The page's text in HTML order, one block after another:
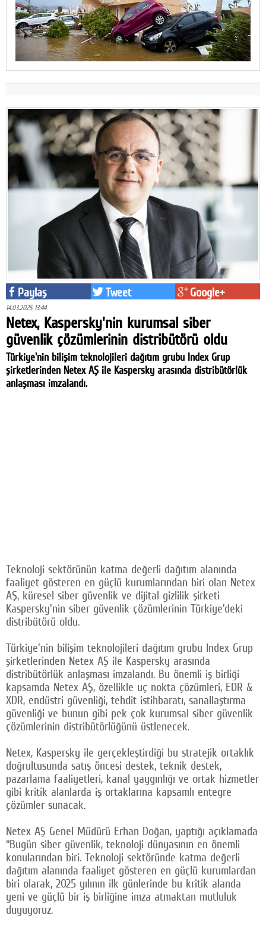
Paylaş Tweet Google+
14.03.2025 13:44
Netex, Kaspersky'nin kurumsal siber
güvenlik çözümlerinin distribütörü oldu
Türkiye'nin bilişim teknolojileri dağıtım grubu Index Grup
şirketlerinden Netex AŞ ile Kaspersky arasında distribütörlük
anlaşması imzalandı.
Teknoloji sektörünün katma değerli dağıtım alanında
faaliyet gösteren en güçlü kurumlarından biri olan Netex
AŞ, küresel siber güvenlik ve dijital gizlilik şirketi
Kaspersky'nin siber güvenlik çözümlerinin Türkiye'deki
distribütörü oldu.
Türkiye'nin bilişim teknolojileri dağıtım grubu Index Grup
şirketlerinden Netex AŞ ile Kaspersky arasında
distribütörlük anlaşması imzalandı. Bu önemli iş birliği
kapsamda Netex AŞ, özellikle uç nokta çözümleri, EDR &
XDR, endüstri güvenliği, tehdit istihbaratı, sanallaştırma
güvenliği ve bunun gibi pek çok kurumsal siber güvenlik
çözümlerinin distribütörlüğünü üstlenecek.
Netex, Kaspersky ile gerçekleştirdiği bu stratejik ortaklık
doğrultusunda satış öncesi destek, teknik destek,
pazarlama faaliyetleri, kanal yaygınlığı ve ortak hizmetler
gibi kritik alanlarda iş ortaklarına kapsamlı entegre
çözümler sunacak.
Netex AŞ Genel Müdürü Erhan Doğan, yaptığı açıklamada
“Bugün siber güvenlik, teknoloji dünyasının en önemli
konularından biri. Teknoloji sektöründe katma değerli
dağıtım alanında faaliyet gösteren en güçlü kurumlardan
biri olarak, 2025 yılının ilk günlerinde bu kritik alanda
yeni ve güçlü bir iş birliğine imza atmaktan mutluluk
duyuyoruz.